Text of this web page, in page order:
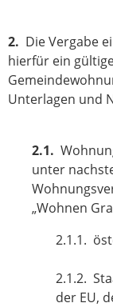
2. Die Vergabe
hierfür ein
Unterlagen und
2.1.
unter
„Wohnen
2.1.1.
2.1.2.
der EU,